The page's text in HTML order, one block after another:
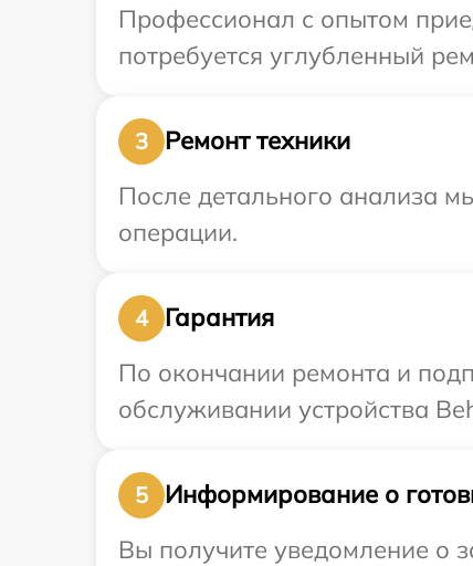
Профессионал с опытом
потребуется углубленный
3
Ремонт техники
После детального анализа
операции.
4
Гарантия
По окончании ремонта и
обслуживании устройства
5
Информирование о
Вы получите уведомление о